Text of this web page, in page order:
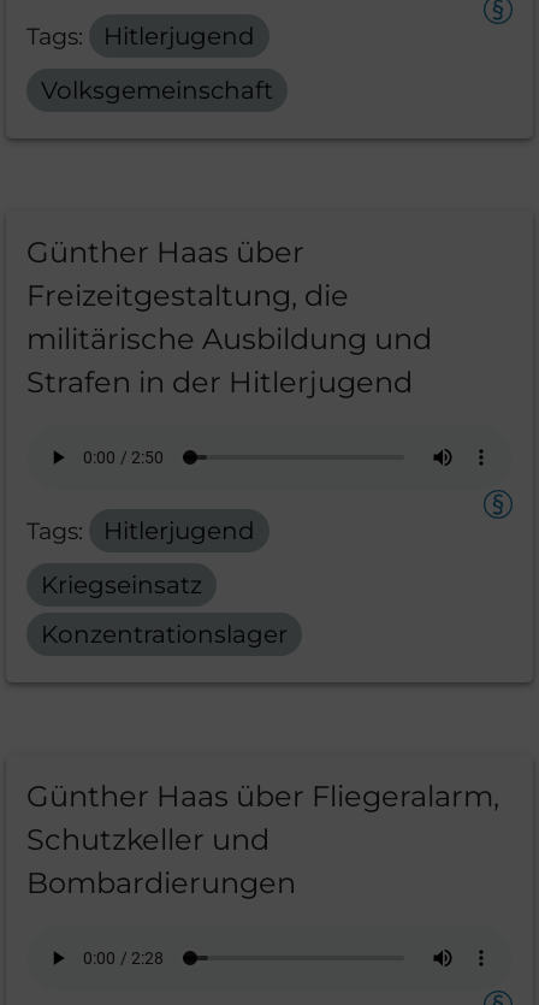
Tags:
Hitlerjugend
Volksgemeinschaft
Günther Haas über
Freizeitgestaltung, die
militärische Ausbildung und
Strafen in der Hitlerjugend
Tags:
Hitlerjugend
Kriegseinsatz
Konzentrationslager
Günther Haas über Fliegeralarm,
Schutzkeller und
Bombardierungen